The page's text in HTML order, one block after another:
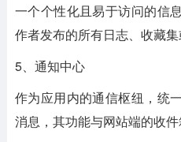
一个个性化且易于访问的信
作者发布的所有日志、收藏集
5、通知中心
作为应用内的通信枢纽，统
消息，其功能与网站端的收件